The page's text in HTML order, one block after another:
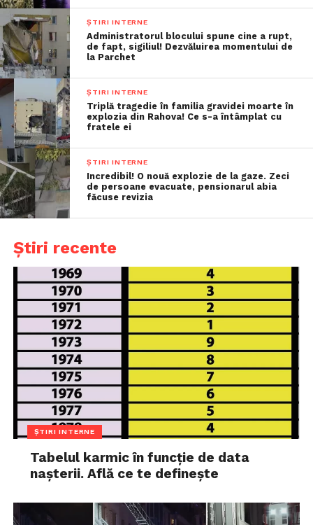
ȘTIRI INTERNE
Administratorul blocului spune cine a rupt,
de fapt, sigiliul! Dezvăluirea momentului de
la Parchet
ȘTIRI INTERNE
Triplă tragedie în familia gravidei moarte în
explozia din Rahova! Ce s-a întâmplat cu
fratele ei
ȘTIRI INTERNE
Incredibil! O nouă explozie de la gaze. Zeci
de persoane evacuate, pensionarul abia
făcuse revizia
Știri recente
ȘTIRI INTERNE
Tabelul karmic în funcție de data
nașterii. Află ce te definește